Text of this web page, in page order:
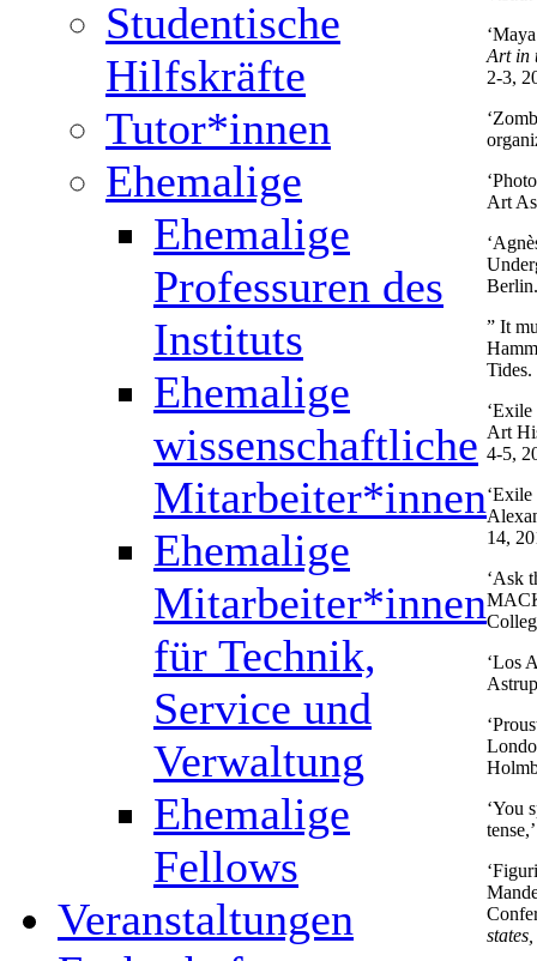
Studentische
Hilfskräfte
Tutor*innen
Ehemalige
Ehemalige
Professuren des
Instituts
Ehemalige
wissenschaftliche
Mitarbeiter*innen
Ehemalige
Mitarbeiter*innen
für Technik,
Service und
Verwaltung
Ehemalige
Fellows
Veranstaltungen
Art in
2-3,
Art
” It
Tides.
Art
4-5,
14,
‘Ask
‘Los
‘You